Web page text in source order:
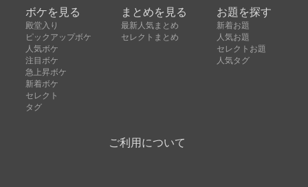
ボケを見る
殿堂入り
ピックアップボケ
人気ボケ
注目ボケ
急上昇ボケ
新着ボケ
セレクト
タグ
まとめを見る
最新人気まとめ
セレクトまとめ
お題を探す
新着お題
人気お題
セレクトお題
人気タグ
ご利用について